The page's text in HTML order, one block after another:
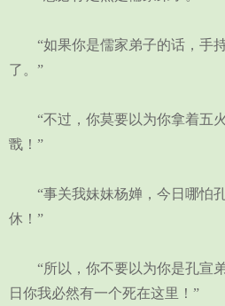
“如果你是儒家弟子的话，手持
了。”
“不过，你莫要以为你拿着五火
戬！”
“事关我妹妹杨婵，今日哪怕孔
休！”
“所以，你不要以为你是孔宣弟
日你我必然有一个死在这里！”